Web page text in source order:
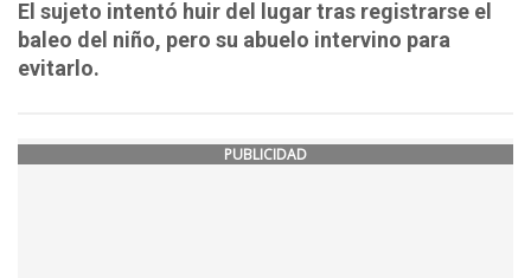
El sujeto intentó huir del lugar tras registrarse el
baleo del niño, pero su abuelo intervino para
evitarlo.
PUBLICIDAD